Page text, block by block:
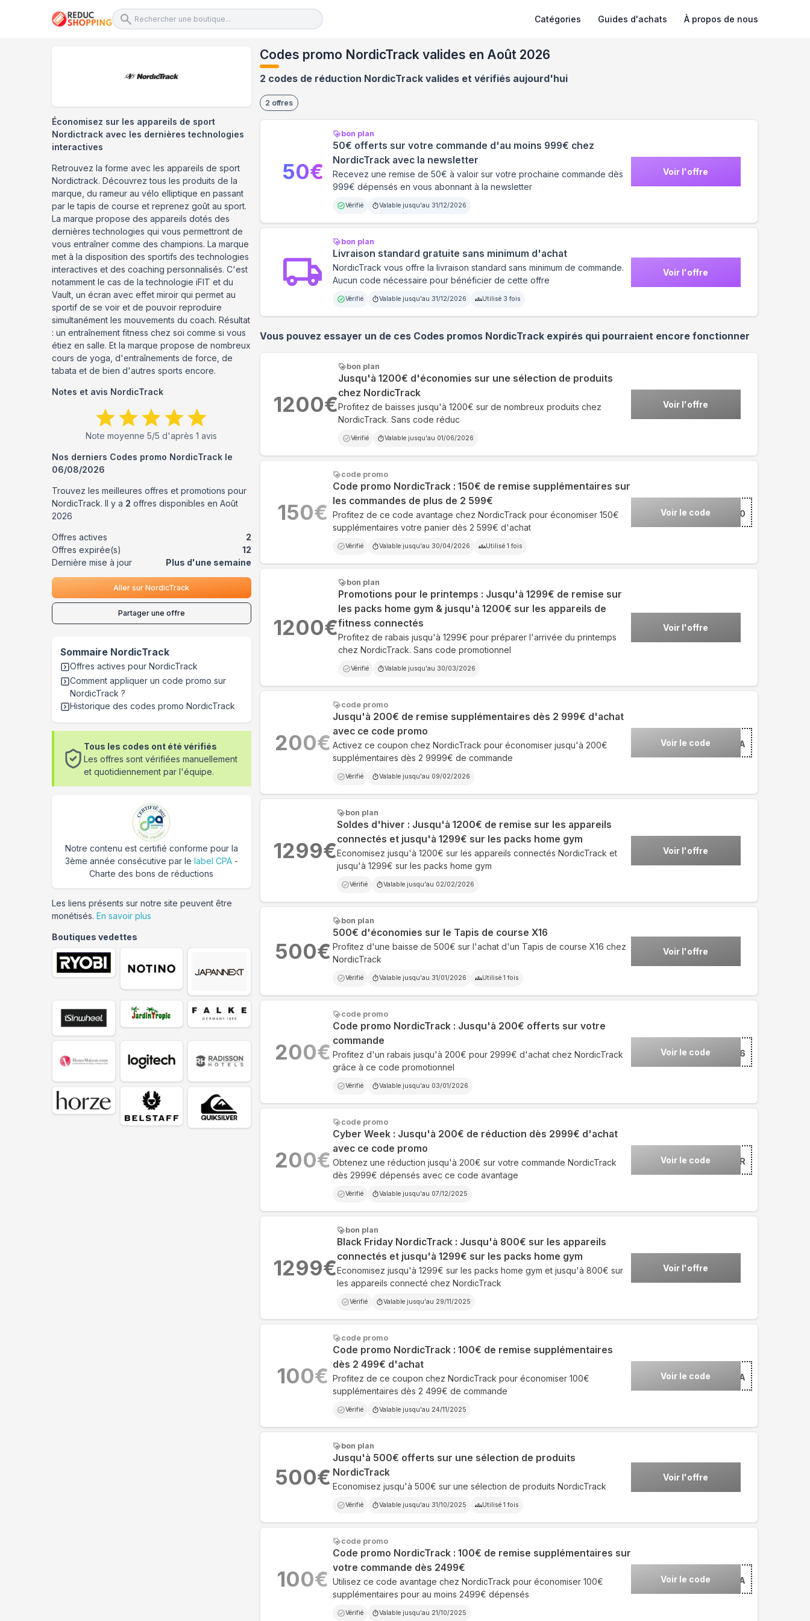
Catégories Guides d'achats À propos de nous
Codes promo NordicTrack valides en Août 2026
2 codes de réduction NordicTrack valides et vérifiés aujourd'hui
2 offres
bon plan
50€ offerts sur votre commande d'au moins 999€ chez
NordicTrack avec la newsletter
Recevez une remise de 50€ à valoir sur votre prochaine commande dès
999€ dépensés en vous abonnant à la newsletter
Vérifié Valable jusqu'au 31/12/2026
Voir l'offre
50€
bon plan
Livraison standard gratuite sans minimum d'achat
NordicTrack vous offre la livraison standard sans minimum de commande.
Aucun code nécessaire pour bénéficier de cette offre
Vérifié Valable jusqu'au 31/12/2026 Utilisé 3 fois
Voir l'offre
Vous pouvez essayer un de ces Codes promos NordicTrackexpirés qui pourraient encore fonctionner
bon plan
Jusqu'à 1200€ d'économies sur une sélection de produits
chez NordicTrack
Profitez de baisses jusqu'à 1200€ sur de nombreux produits chez
NordicTrack. Sans code réduc
Vérifié Valable jusqu'au 01/06/2026
Voir l'offre
1200€
code promo
Code promo NordicTrack : 150€ de remise supplémentaires sur
les commandes de plus de 2 599€
Profitez de ce code avantage chez NordicTrack pour économiser 150€
supplémentaires votre panier dès 2 599€ d'achat
Vérifié Valable jusqu'au 30/04/2026 Utilisé 1 fois
Voir le code***RA150
150€
bon plan
Promotions pour le printemps : Jusqu'à 1299€ de remise sur
les packs home gym & jusqu'à 1200€ sur les appareils de
fitness connectés
Profitez de rabais jusqu'à 1299€ pour préparer l'arrivée du printemps
chez NordicTrack. Sans code promotionnel
Vérifié Valable jusqu'au 30/03/2026
Voir l'offre
1200€
code promo
Jusqu'à 200€ de remise supplémentaires dès 2 999€ d'achat
avec ce code promo
Activez ce coupon chez NordicTrack pour économiser jusqu'à 200€
supplémentaires dès 2 9999€ de commande
Vérifié Valable jusqu'au 09/02/2026
Voir le code ***RA
200€
bon plan
Soldes d'hiver : Jusqu'à 1200€ de remise sur les appareils
connectés et jusqu'à 1299€ sur les packs home gym
Economisez jusqu'à 1200€ sur les appareils connectés NordicTrack et
jusqu'à 1299€ sur les packs home gym
Vérifié Valable jusqu'au 02/02/2026
Voir l'offre
1299€
bon plan
500€ d'économies sur le Tapis de course X16
Profitez d'une baisse de 500€ sur l'achat d'un Tapis de course X16 chez
NordicTrack
Vérifié Valable jusqu'au 31/01/2026 Utilisé 1 fois
Voir l'offre
500€
code promo
Code promo NordicTrack : Jusqu'à 200€ offerts sur votre
commande
Profitez d'un rabais jusqu'à 200€ pour 2999€ d'achat chez NordicTrack
grâce à ce code promotionnel
Vérifié Valable jusqu'au 03/01/2026
Voir le code***ECTIF26
200€
code promo
Cyber Week : Jusqu'à 200€ de réduction dès 2999€ d'achat
avec ce code promo
Obtenez une réduction jusqu'à 200€ sur votre commande NordicTrack
dès 2999€ dépensés avec ce code avantage
Vérifié Valable jusqu'au 07/12/2025
Voir le code ***ER
200€
bon plan
Black Friday NordicTrack : Jusqu'à 800€ sur les appareils
connectés et jusqu'à 1299€ sur les packs home gym
Economisez jusqu'à 1299€ sur les packs home gym et jusqu'à 800€ sur
les appareils connecté chez NordicTrack
Vérifié Valable jusqu'au 29/11/2025
Voir l'offre
1299€
code promo
Code promo NordicTrack : 100€ de remise supplémentaires
dès 2 499€ d'achat
Profitez de ce coupon chez NordicTrack pour économiser 100€
supplémentaires dès 2 499€ de commande
Vérifié Valable jusqu'au 24/11/2025
Voir le code ***RA
100€
bon plan
Jusqu'à 500€ offerts sur une sélection de produits
NordicTrack
Economisez jusqu'à 500€ sur une sélection de produits NordicTrack
Vérifié Valable jusqu'au 31/10/2025 Utilisé 1 fois
Voir l'offre
500€
code promo
Code promo NordicTrack : 100€ de remise supplémentaires sur
votre commande dès 2499€
Utilisez ce code avantage chez NordicTrack pour économiser 100€
supplémentaires pour au moins 2499€ dépensés
Vérifié Valable jusqu'au 21/10/2025
Voir le code ***RA
100€
Économisez sur les appareils de sport
Nordictrack avec les dernières technologies
interactives
Retrouvez la forme avec les appareils de sport
Nordictrack. Découvrez tous les produits de la
marque, du rameur au vélo elliptique en passant
par le tapis de course et reprenez goût au sport.
La marque propose des appareils dotés des
dernières technologies qui vous permettront de
vous entraîner comme des champions. La marque
met à la disposition des sportifs des technologies
interactives et des coaching personnalisés. C'est
notamment le cas de la technologie iFIT et du
Vault, un écran avec effet miroir qui permet au
sportif de se voir et de pouvoir reproduire
simultanément les mouvements du coach. Résultat
: un entraînement fitness chez soi comme si vous
étiez en salle. Et la marque propose de nombreux
cours de yoga, d'entraînements de force, de
tabata et de bien d'autres sports encore.
Notes et avis NordicTrack
Note moyenne5/5 d'après1 avis
Nos derniers Codes promo NordicTrack le
06/08/2026
Trouvez les meilleures offres et promotions pour
NordicTrack. Il y a 2 offres disponibles en Août
2026
Offres actives
2
Offres expirée(s)
12
Dernière mise à jour
Plus d'une semaine
Aller surNordicTrack
Partager une offre
Sommaire NordicTrack
Offres actives pour NordicTrack
Comment appliquer un code promo sur
NordicTrack ?
Historique des codes promo NordicTrack
Tous les codes ont été vérifiés
Les offres sont vérifiées manuellement
et quotidiennement par l'équipe.
Notre contenu est certifié conforme pour la
3ème année consécutive par le label CPA-
Charte des bons de réductions
Les liens présents sur notre site peuvent être
monétisés. En savoir plus
Boutiques vedettes